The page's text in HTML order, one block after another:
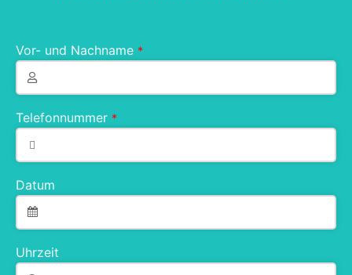
Vor- und Nachname *
Telefonnummer *
Datum
Uhrzeit